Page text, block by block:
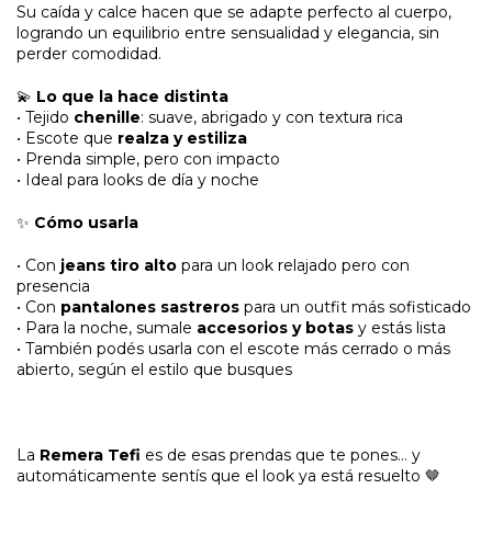
Su caída y calce hacen que se adapte perfecto al cuerpo,
logrando un equilibrio entre sensualidad y elegancia, sin
perder comodidad.
💫 Lo que la hace distinta
• Tejido chenille: suave, abrigado y con textura rica
• Escote que realza y estiliza
• Prenda simple, pero con impacto
• Ideal para looks de día y noche
✨ Cómo usarla
• Con jeans tiro alto para un look relajado pero con
presencia
• Con pantalones sastreros para un outfit más sofisticado
• Para la noche, sumale accesorios y botas y estás lista
• También podés usarla con el escote más cerrado o más
abierto, según el estilo que busques
La Remera Tefi es de esas prendas que te pones… y
automáticamente sentís que el look ya está resuelto 🤎